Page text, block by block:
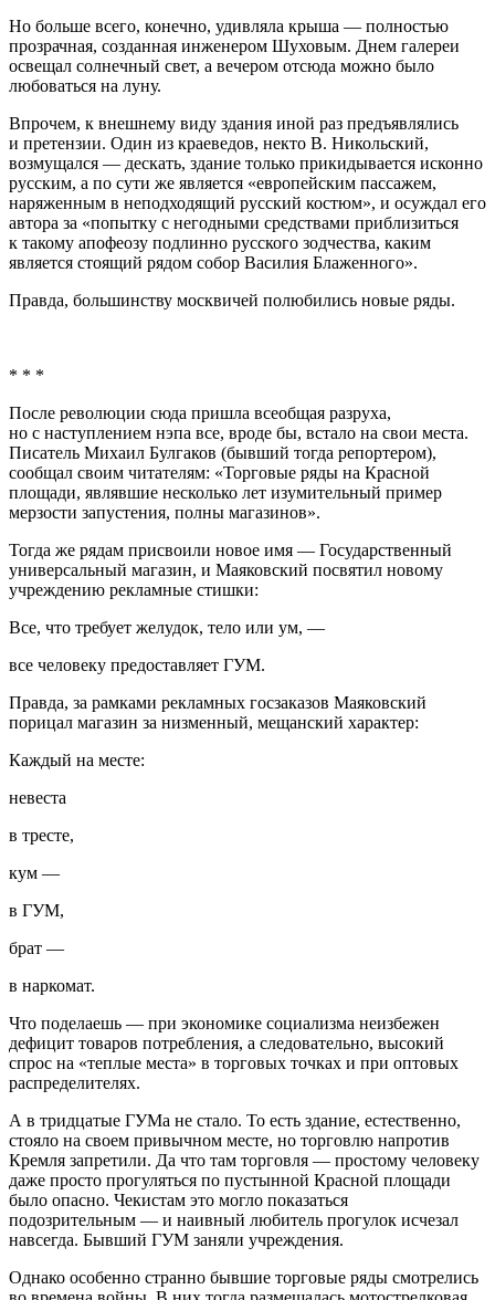
Но больше всего, конечно, удивляла крыша — полностью
прозрачная, созданная инженером Шуховым. Днем галереи
освещал солнечный свет, а вечером отсюда можно было
любоваться на луну.
Впрочем, к внешнему виду здания иной раз предъявлялись
и претензии. Один из краеведов, некто В. Никольский,
возмущался — дескать, здание только прикидывается исконно
русским, а по сути же является «европейским пассажем,
наряженным в неподходящий русский костюм», и осуждал его
автора за «попытку с негодными средствами приблизиться
к такому апофеозу подлинно русского зодчества, каким
является стоящий рядом собор Василия Блаженного».
Правда, большинству москвичей полюбились новые ряды.
* * *
После революции сюда пришла всеобщая разруха,
но с наступлением нэпа все, вроде бы, встало на свои места.
Писатель Михаил Булгаков (бывший тогда репортером),
сообщал своим читателям: «Торговые ряды на Красной
площади, являвшие несколько лет изумительный пример
мерзости запустения, полны магазинов».
Тогда же рядам присвоили новое имя — Государственный
универсальный магазин, и Маяковский посвятил новому
учреждению рекламные стишки:
Все, что требует желудок, тело или ум, —
все человеку предоставляет ГУМ.
Правда, за рамками рекламных госзаказов Маяковский
порицал магазин за низменный, мещанский характер:
Каждый на месте:
невеста
в тресте,
кум —
в ГУМ,
брат —
в наркомат.
Что поделаешь — при экономике социализма неизбежен
дефицит товаров потребления, а следовательно, высокий
спрос на «теплые места» в торговых точках и при оптовых
распределителях.
А в тридцатые ГУМа не стало. То есть здание, естественно,
стояло на своем привычном месте, но торговлю напротив
Кремля запретили. Да что там торговля — простому человеку
даже просто прогуляться по пустынной Красной площади
было опасно. Чекистам это могло показаться
подозрительным — и наивный любитель прогулок исчезал
навсегда. Бывший ГУМ заняли учреждения.
Однако особенно странно бывшие торговые ряды смотрелись